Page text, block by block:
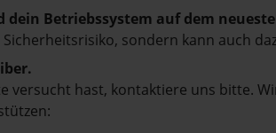
dein Betriebssystem auf dem
sondern kann auch
versucht hast, kontaktiere uns bitte.